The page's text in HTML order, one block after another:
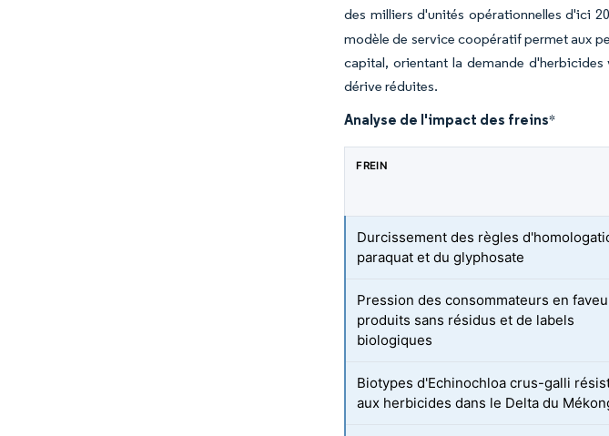
des milliers d'unités opérationnelles d'ici
modèle de service coopératif permet aux
capital, orientant la demande
dérive réduites.
Analyse de l'impact des freins*
FREIN
Durcissement des règles
paraquat et du glyphosate
Pression des consommateurs en
produits sans résidus et de labels
biologiques
Biotypes d'Echinochloa crus-galli
aux herbicides dans le Delta du